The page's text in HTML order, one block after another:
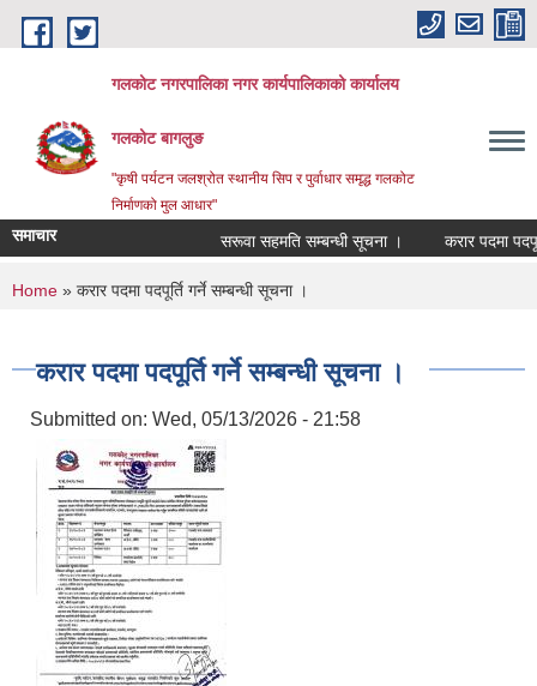
Skip to main content
गलकोट नगरपालिका नगर कार्यपालिकाको कार्यालय
गलकोट बागलुङ
"कृषी पर्यटन जलश्रोत स्थानीय सिप र पुर्वाधार समृद्ध गलकोट
निर्माणको मुल आधार"
समाचार सरूवा सहमति सम्बन्धी सूचना । करार पदमा
You are here
Home » करार पदमा पदपूर्ति गर्ने सम्बन्धी सूचना ।
करार पदमा पदपूर्ति गर्ने सम्बन्धी सूचना ।
Submitted on: Wed, 05/13/2026 - 21:58